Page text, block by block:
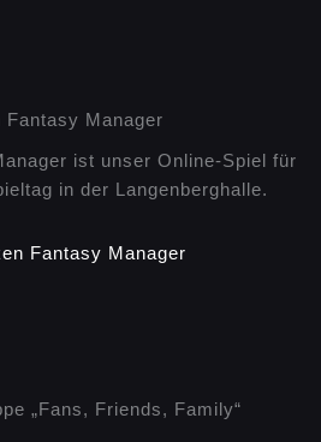
Fantasy Manager
ist unser Online-Spiel für
in der Langenberghalle.
Fantasy Manager
„Fans, Friends, Family“